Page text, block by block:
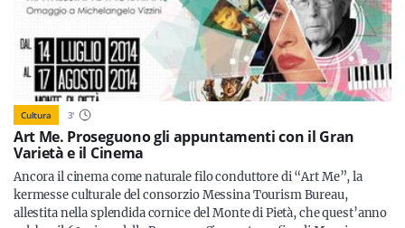
Cultura 3'
Art Me. Proseguono gli appuntamenti con il Gran
Varietà e il Cinema
Ancora il cinema come naturale filo conduttore di “Art Me”, la
kermesse culturale del consorzio Messina Tourism Bureau,
allestita nella splendida cornice del Monte di Pietà, che quest’anno